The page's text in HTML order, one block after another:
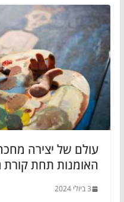
עולם של יצירה
האומנות תחת קורת
3 ביולי 2024